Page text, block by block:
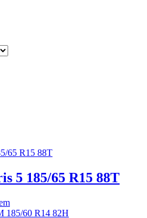
5 185/65 R15 88T